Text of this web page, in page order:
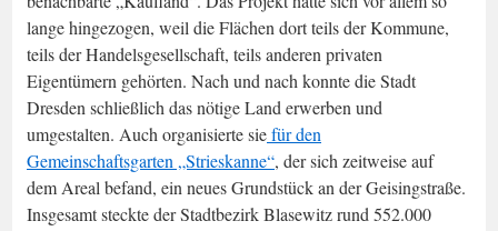
lange hingezogen, weil die Flächen dort teils der Kommune,
teils der Handelsgesellschaft, teils anderen privaten
Eigentümern gehörten. Nach und nach konnte die Stadt
Dresden schließlich das nötige Land erwerben und
umgestalten. Auch organisierte siefür den
Gemeinschaftsgarten „Strieskanne“, der sich zeitweise auf
dem Areal befand, ein neues Grundstück an der Geisingstraße.
Insgesamt steckte der Stadtbezirk Blasewitz rund 552.000